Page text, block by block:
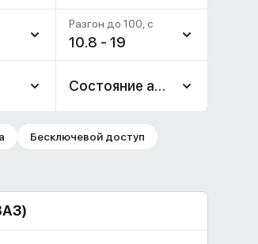
10.8 - 19
Разгон до 100, c
Состояние авто
Бесключевой доступ